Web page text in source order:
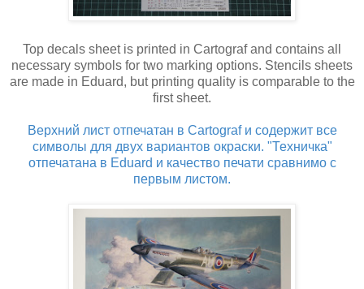
Top decals sheet is printed in Cartograf and contains all
necessary symbols for two marking options. Stencils sheets
are made in Eduard, but printing quality is comparable to the
first sheet.
Верхний лист отпечатан в Cartograf и содержит все
символы для двух вариантов окраски. "Техничка"
отпечатана в Eduard и качество печати сравнимо с
первым листом.